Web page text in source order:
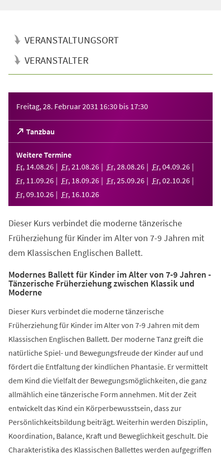
VERANSTALTUNGSORT
VERANSTALTER
Freitag, 28. Februar 2031 16:30 bis 17:30
Tanzbau
(Öffnet
in
einem
neuen
Tab)
Weitere Termine
Fr, 14.08.26 Fr, 21 .08.26 Fr, 28.08.26 Fr, 04.09.26
Fr, 11 .09.26 Fr, 18.09.26 Fr, 25.09.26 Fr, 02.10.26
Fr, 09.10.26 Fr, 16.10.26
Dieser Kurs verbindet die moderne tänzerische
Früherziehung für Kinder im Alter von 7-9 Jahren mit
dem Klassischen Englischen Ballett.
Modernes Ballett für Kinder im Alter von 7-9 Jahren -
Tänzerische Früherziehung zwischen Klassik und
Moderne
Dieser Kurs verbindet die moderne tänzerische
Früherziehung für Kinder im Alter von 7-9 Jahren mit dem
Klassischen Englischen Ballett. Der moderne Tanz greift die
natürliche Spiel- und Bewegungsfreude der Kinder auf und
fördert die Entfaltung der kindlichen Phantasie. Er vermittelt
dem Kind die Vielfalt der Bewegungsmöglichkeiten, die ganz
allmählich eine tänzerische Form annehmen. Mit der Zeit
entwickelt das Kind ein Körperbewusstsein, dass zur
Persönlichkeitsbildung beiträgt. Weiterhin werden Disziplin,
Koordination, Balance, Kraft und Beweglichkeit geschult. Die
Charakteristika des Klassischen Ballettes werden aufgegriffen